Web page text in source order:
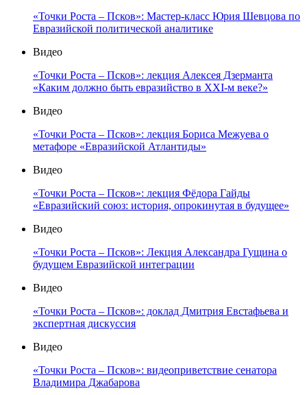
«Точки Роста – Псков»: Мастер-класс Юрия Шевцова по
Евразийской политической аналитике
Видео
«Точки Роста – Псков»: лекция Алексея Дзерманта
«Каким должно быть евразийство в XXI-м веке?»
Видео
«Точки Роста – Псков»: лекция Бориса Межуева о
метафоре «Евразийской Атлантиды»
Видео
«Точки Роста – Псков»: лекция Фёдора Гайды
«Евразийский союз: история, опрокинутая в будущее»
Видео
«Точки Роста – Псков»: Лекция Александра Гущина о
будущем Евразийской интеграции
Видео
«Точки Роста – Псков»: доклад Дмитрия Евстафьева и
экспертная дискуссия
Видео
«Точки Роста – Псков»: видеоприветствие сенатора
Владимира Джабарова